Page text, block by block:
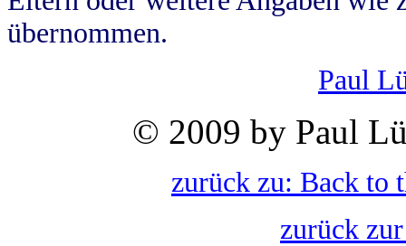
übernommen.
Paul
© 2009 by Paul
zurück zu: Back to
zurück